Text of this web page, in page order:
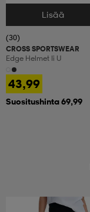
Valitse Koko
Lisää
(30)
CROSS SPORTSWEAR
Edge Helmet Ii U
43,99
Suositushinta 69,99